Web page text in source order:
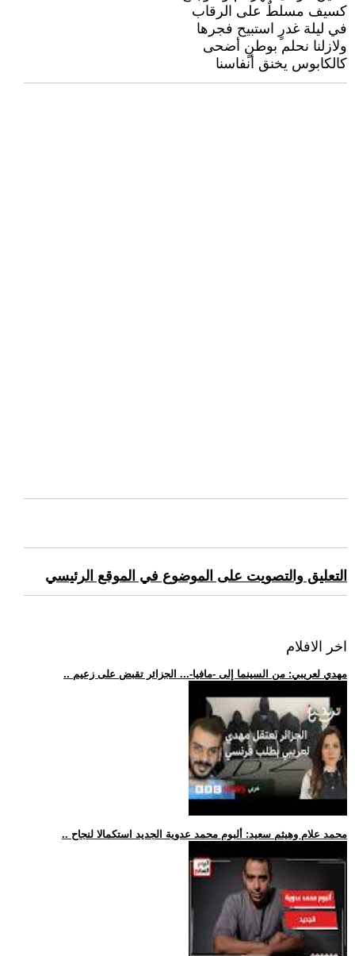
كسيف مسلطٌ على الرقاب
في ليلة غدرٍ استبيح فجرها
ولازلنا نحلم بوطنٍ أضحى
كالكابوس يخنق أنفاسنا
التعليق والتصويت على الموضوع في الموقع الرئيسي
اخر الافلام
.. مهدي لعريبي: من السينما إلى -مافيا-... الجزائر تقبض على زعيم
.. محمد علام وهيثم سعيد: ألبوم محمد عدوية الجديد استكمالا لنجاح